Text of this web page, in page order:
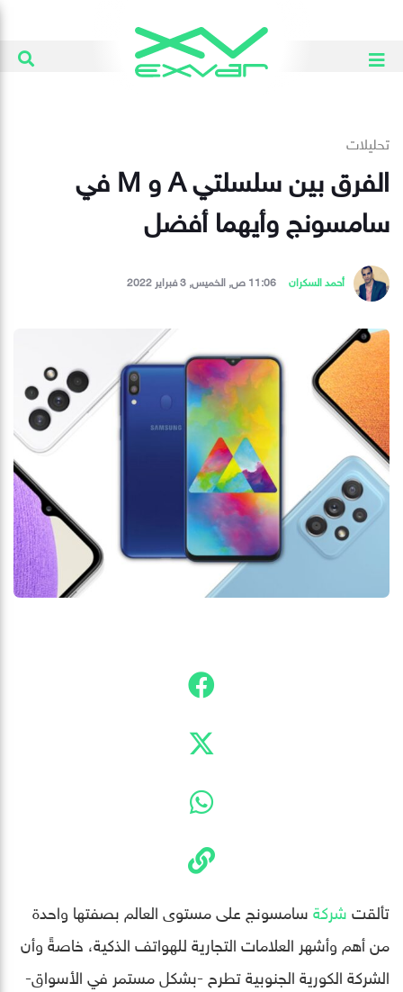
تحليلات
الفرق بين سلسلتي A و M في
سامسونج وأيهما أفضل
أحمد السكران 11:06 ص, الخميس, 3 فبراير 2022
تألقتشركةسامسونج على مستوى العالم بصفتها واحدة
من أهم وأشهر العلامات التجارية للهواتف الذكية، خاصةً وأن
الشركة الكورية الجنوبية تطرح -بشكل مستمر في الأسواق-